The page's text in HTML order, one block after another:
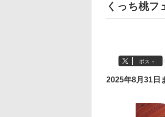
くっち桃フ
ポスト
2025年8月31日